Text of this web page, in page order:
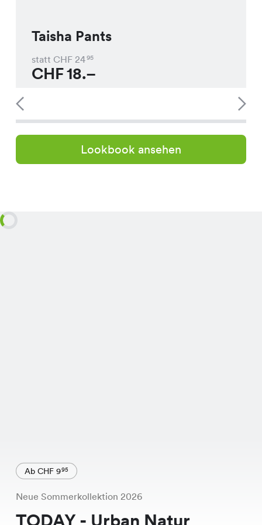
Taisha Pants
statt CHF 2495
CHF18.–
Lookbook ansehen
Ab CHF 995
Neue Sommerkollektion 2026
TODAY - Urban Natur